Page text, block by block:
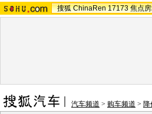
搜狐 ChinaRen 17173 焦点
汽车频道 > 购车频道 > 降